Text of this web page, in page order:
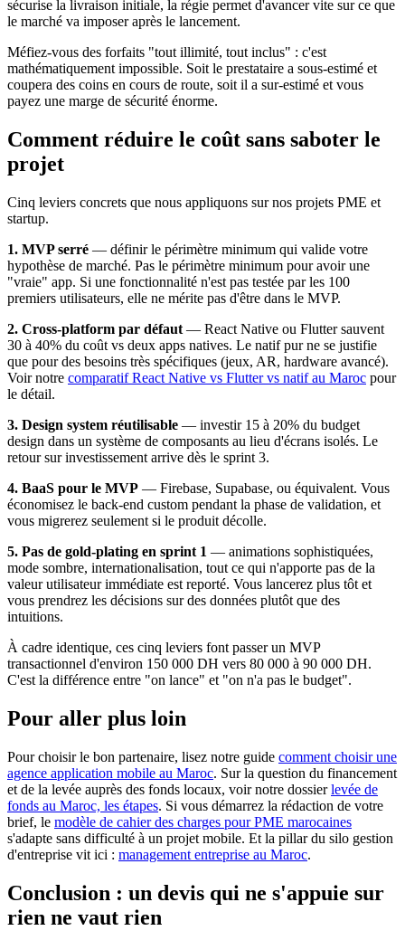
sécurise la livraison initiale, la régie permet d'avancer vite sur ce que
le marché va imposer après le lancement.
Méfiez-vous des forfaits "tout illimité, tout inclus" : c'est
mathématiquement impossible. Soit le prestataire a sous-estimé et
coupera des coins en cours de route, soit il a sur-estimé et vous
payez une marge de sécurité énorme.
Comment réduire le coût sans saboter le
projet
Cinq leviers concrets que nous appliquons sur nos projets PME et
startup.
1. MVP serré — définir le périmètre minimum qui valide votre
hypothèse de marché. Pas le périmètre minimum pour avoir une
"vraie" app. Si une fonctionnalité n'est pas testée par les 100
premiers utilisateurs, elle ne mérite pas d'être dans le MVP.
2. Cross-platform par défaut — React Native ou Flutter sauvent
30 à 40% du coût vs deux apps natives. Le natif pur ne se justifie
que pour des besoins très spécifiques (jeux, AR, hardware avancé).
Voir notre comparatif React Native vs Flutter vs natif au Maroc pour
le détail.
3. Design system réutilisable — investir 15 à 20% du budget
design dans un système de composants au lieu d'écrans isolés. Le
retour sur investissement arrive dès le sprint 3.
4. BaaS pour le MVP — Firebase, Supabase, ou équivalent. Vous
économisez le back-end custom pendant la phase de validation, et
vous migrerez seulement si le produit décolle.
5. Pas de gold-plating en sprint 1 — animations sophistiquées,
mode sombre, internationalisation, tout ce qui n'apporte pas de la
valeur utilisateur immédiate est reporté. Vous lancerez plus tôt et
vous prendrez les décisions sur des données plutôt que des
intuitions.
À cadre identique, ces cinq leviers font passer un MVP
transactionnel d'environ 150 000 DH vers 80 000 à 90 000 DH.
C'est la différence entre "on lance" et "on n'a pas le budget".
Pour aller plus loin
Pour choisir le bon partenaire, lisez notre guide comment choisir une
agence application mobile au Maroc. Sur la question du financement
et de la levée auprès des fonds locaux, voir notre dossierlevée de
fonds au Maroc, les étapes. Si vous démarrez la rédaction de votre
brief, le modèle de cahier des charges pour PME marocaines
s'adapte sans difficulté à un projet mobile. Et la pillar du silo gestion
d'entreprise vit ici : management entreprise au Maroc.
Conclusion : un devis qui ne s'appuie sur
rien ne vaut rien